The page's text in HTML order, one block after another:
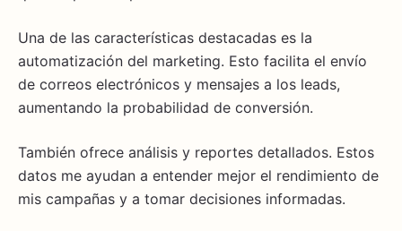
Una de las características destacadas es la
automatización del marketing. Esto facilita el envío
de correos electrónicos y mensajes a los leads,
aumentando la probabilidad de conversión.
También ofrece análisis y reportes detallados. Estos
datos me ayudan a entender mejor el rendimiento de
mis campañas y a tomar decisiones informadas.